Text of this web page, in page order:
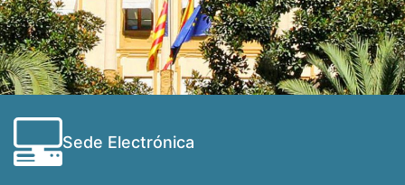
Sede Electrónica